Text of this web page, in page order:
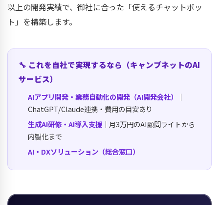
以上の開発実績で、御社に合った「使えるチャットボッ
ト」を構築します。
🔧 これを自社で実現するなら（キャンプネットのAI
サービス）
AIアプリ開発・業務自動化の開発（AI開発会社）
｜
ChatGPT/Claude連携・費用の目安あり
生成AI研修・AI導入支援｜月3万円のAI顧問ライトから
内製化まで
AI・DXソリューション（総合窓口）